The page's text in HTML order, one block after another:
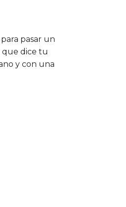
pasar un
que dice tu
y con una